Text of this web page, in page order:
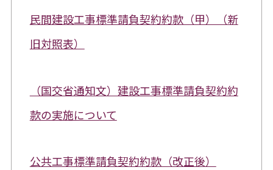
民間建設工事標準請負契約約款（甲）（新
旧対照表）
（国交省通知文）建設工事標準請負契約約
款の実施について
公共工事標準請負契約約款（改正後）